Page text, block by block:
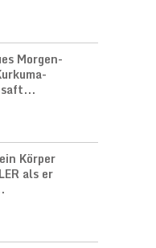
Morgen-
Körper
als er